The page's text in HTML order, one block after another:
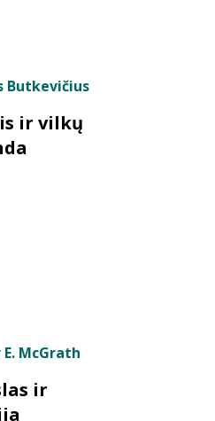
Butkevičius
ir vilkų
McGrath
ir